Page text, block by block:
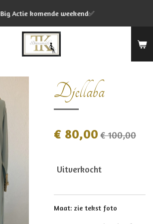
Big Actie komende weekend✅
Djellaba
€ 80,00 € 100,00
Uitverkocht
Maat: zie tekst foto